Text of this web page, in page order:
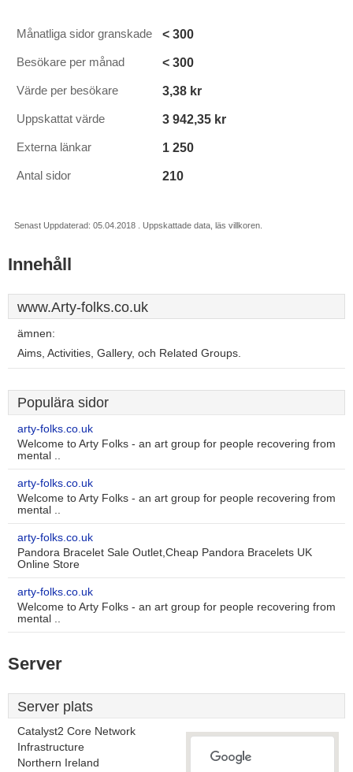
Månatliga sidor granskade < 300
Besökare per månad < 300
Värde per besökare 3,38 kr
Uppskattat värde 3 942,35 kr
Externa länkar 1 250
Antal sidor 210
Senast Uppdaterad: 05.04.2018 . Uppskattade data, läs villkoren.
Innehåll
www.Arty-folks.co.uk
ämnen:
Aims, Activities, Gallery, och Related Groups.
Populära sidor
arty-folks.co.uk
Welcome to Arty Folks - an art group for people recovering from
mental ..
arty-folks.co.uk
Welcome to Arty Folks - an art group for people recovering from
mental ..
arty-folks.co.uk
Pandora Bracelet Sale Outlet,Cheap Pandora Bracelets UK
Online Store
arty-folks.co.uk
Welcome to Arty Folks - an art group for people recovering from
mental ..
Server
Server plats
Catalyst2 Core Network
Infrastructure
Northern Ireland